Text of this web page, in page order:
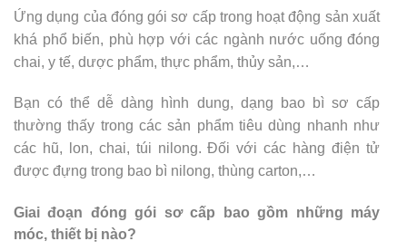
Ứng dụng của đóng gói sơ cấp trong hoạt động sản xuất
khá phổ biến, phù hợp với các ngành nước uống đóng
chai, y tế, dược phẩm, thực phẩm, thủy sản,…
Bạn có thể dễ dàng hình dung, dạng bao bì sơ cấp
thường thấy trong các sản phẩm tiêu dùng nhanh như
các hũ, lon, chai, túi nilong. Đối với các hàng điện tử
được đựng trong bao bì nilong, thùng carton,…
Giai đoạn đóng gói sơ cấp bao gồm những máy
móc, thiết bị nào?